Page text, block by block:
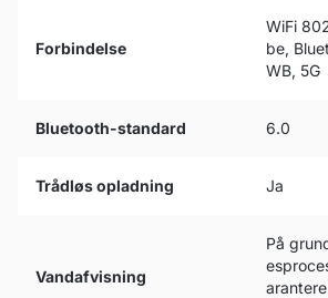
Forbindelse
WiFi
be,
WB, 5G
Bluetooth-standard 6.0
Trådløs opladning Ja
Vandafvisning
På